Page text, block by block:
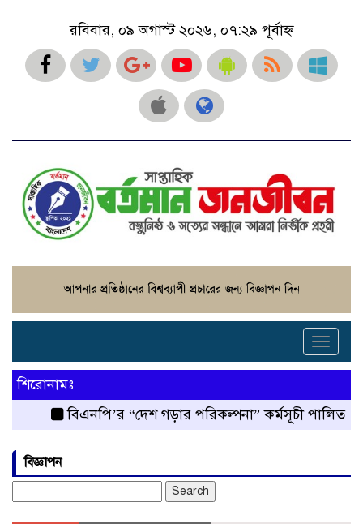
রবিবার, ০৯ অগাস্ট ২০২৬, ০৭:২৯ পূর্বাহ্ন
Toggle
শিরোনামঃ
বিএনপি’র “দেশ গড়ার পরিকল্পনা” কর্মসূচী পালিত
রংপুর
বিজ্ঞাপন
for: